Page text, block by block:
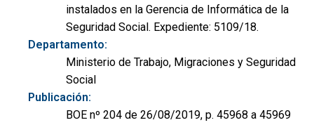
instalados en la Gerencia de Informática de la
Seguridad Social. Expediente: 5109/18.
Departamento:
Ministerio de Trabajo, Migraciones y Seguridad
Social
Publicación:
BOE nº 204 de 26/08/2019, p. 45968 a 45969